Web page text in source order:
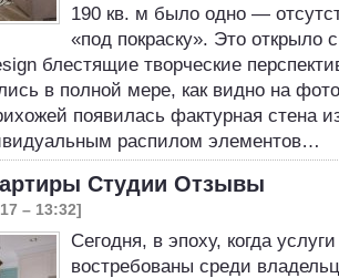
190 кв. м было одно —
«под покраску». Это открыло
блестящие творческие
в полной мере, как видно на
появилась фактурная стена
распилом элементов…
Студии Отзывы
– 13:32]
Сегодня, в эпоху, когда
востребованы среди